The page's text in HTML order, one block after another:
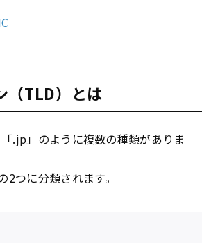
（TLD）とは
.jp」のように複数の種類がありま
2つに分類されます。